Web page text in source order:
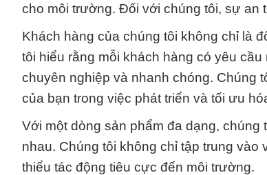
cho môi trường. Đối với chúng tôi, sự an
Khách hàng của chúng tôi không chỉ là
tôi hiểu rằng mỗi khách hàng có yêu
chuyên nghiệp và nhanh chóng. Chúng
của bạn trong việc phát triển và tối ưu
Với một dòng sản phẩm đa dạng,
nhau. Chúng tôi không chỉ tập trung
thiểu tác động tiêu cực đến môi trường.